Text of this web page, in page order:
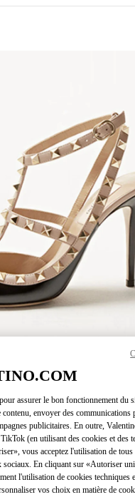
assurer le bon fonctionnement du
envoyer des communications
publicitaires. En outre,
(en utilisant des cookies et des
vous acceptez l'utilisation de tous
En cliquant sur «Autoriser
l'utilisation de cookies techniques
vos choix en matière de